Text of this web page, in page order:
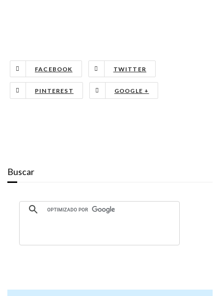
FACEBOOK TWITTER
PINTEREST GOOGLE +
Buscar